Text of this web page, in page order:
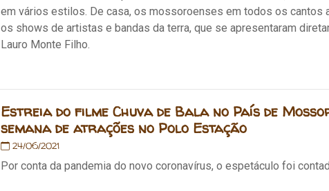
em vários estilos. De casa, os mossoroenses em todos os cantos
os shows de artistas e bandas da terra, que se apresentaram
Lauro Monte Filho.
Estreia do filme Chuva de Bala no País de
semana de atrações no Polo Estação
24/06/2021
Por conta da pandemia do novo coronavírus, o espetáculo foi